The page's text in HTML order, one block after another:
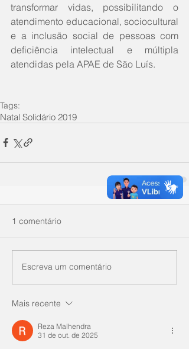
transformar vidas, possibilitando o
atendimento educacional, sociocultural
e a inclusão social de pessoas com
deficiência intelectual e múltipla
atendidas pela APAE de São Luís.
Tags:
Natal Solidário 2019
1 comentário
Escreva um comentário
Mais recente
Reza Malhendra
31 de out. de 2025